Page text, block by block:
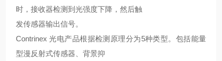
时，接收器检测到光强度下降，然后触
发传感器输出信号。
Contrinex 光电产品根据检测原理分为5种类型。包括能量
型漫反射式传感器、背景抑